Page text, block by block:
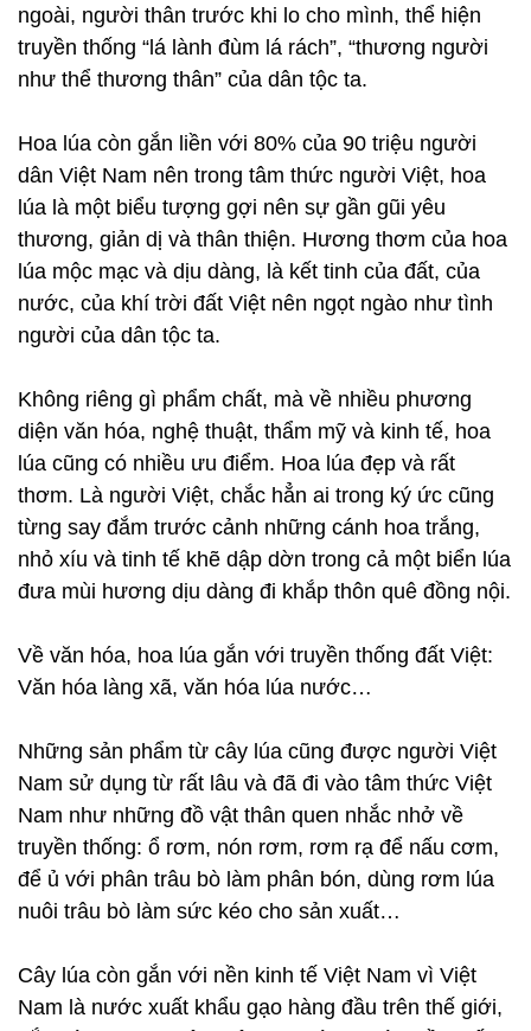
ngoài, người thân trước khi lo cho mình, thể hiện
truyền thống “lá lành đùm lá rách”, “thương người
như thể thương thân” của dân tộc ta.
Hoa lúa còn gắn liền với 80% của 90 triệu người
dân Việt Nam nên trong tâm thức người Việt, hoa
lúa là một biểu tượng gợi nên sự gần gũi yêu
thương, giản dị và thân thiện. Hương thơm của hoa
lúa mộc mạc và dịu dàng, là kết tinh của đất, của
nước, của khí trời đất Việt nên ngọt ngào như tình
người của dân tộc ta.
Không riêng gì phẩm chất, mà về nhiều phương
diện văn hóa, nghệ thuật, thẩm mỹ và kinh tế, hoa
lúa cũng có nhiều ưu điểm. Hoa lúa đẹp và rất
thơm. Là người Việt, chắc hẳn ai trong ký ức cũng
từng say đắm trước cảnh những cánh hoa trắng,
nhỏ xíu và tinh tế khẽ dập dờn trong cả một biển lúa
đưa mùi hương dịu dàng đi khắp thôn quê đồng nội.
Về văn hóa, hoa lúa gắn với truyền thống đất Việt:
Văn hóa làng xã, văn hóa lúa nước…
Những sản phẩm từ cây lúa cũng được người Việt
Nam sử dụng từ rất lâu và đã đi vào tâm thức Việt
Nam như những đồ vật thân quen nhắc nhở về
truyền thống: ổ rơm, nón rơm, rơm rạ để nấu cơm,
để ủ với phân trâu bò làm phân bón, dùng rơm lúa
nuôi trâu bò làm sức kéo cho sản xuất…
Cây lúa còn gắn với nền kinh tế Việt Nam vì Việt
Nam là nước xuất khẩu gạo hàng đầu trên thế giới,